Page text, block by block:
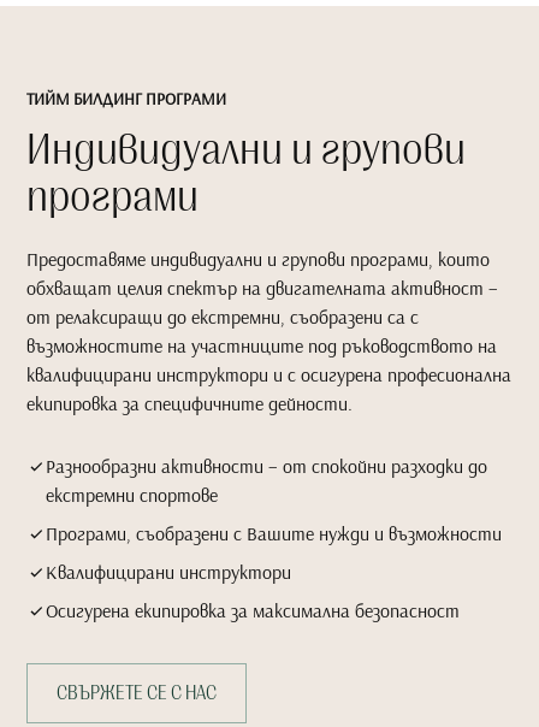
ТИЙМ БИЛДИНГ ПРОГРАМИ
Индивидуални и групови
програми
Предоставяме индивидуални и групови програми, които
обхващат целия спектър на двигателната активност –
от релаксиращи до екстремни, съобразени са с
възможностите на участниците под ръководството на
квалифицирани инструктори и с осигурена професионална
екипировка за специфичните дейности.
Разнообразни активности – от спокойни разходки до
екстремни спортове
Програми, съобразени с Вашите нужди и възможности
Квалифицирани инструктори
Осигурена екипировка за максимална безопасност
СВЪРЖЕТЕ СЕ С НАС